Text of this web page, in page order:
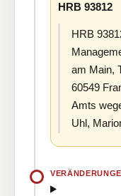
HRB 93812
HRB
am Main,
60549
Amts
Uhl,